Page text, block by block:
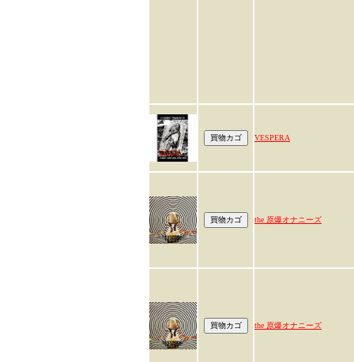
VESPERA
the 原爆オナニーズ
the 原爆オナニーズ